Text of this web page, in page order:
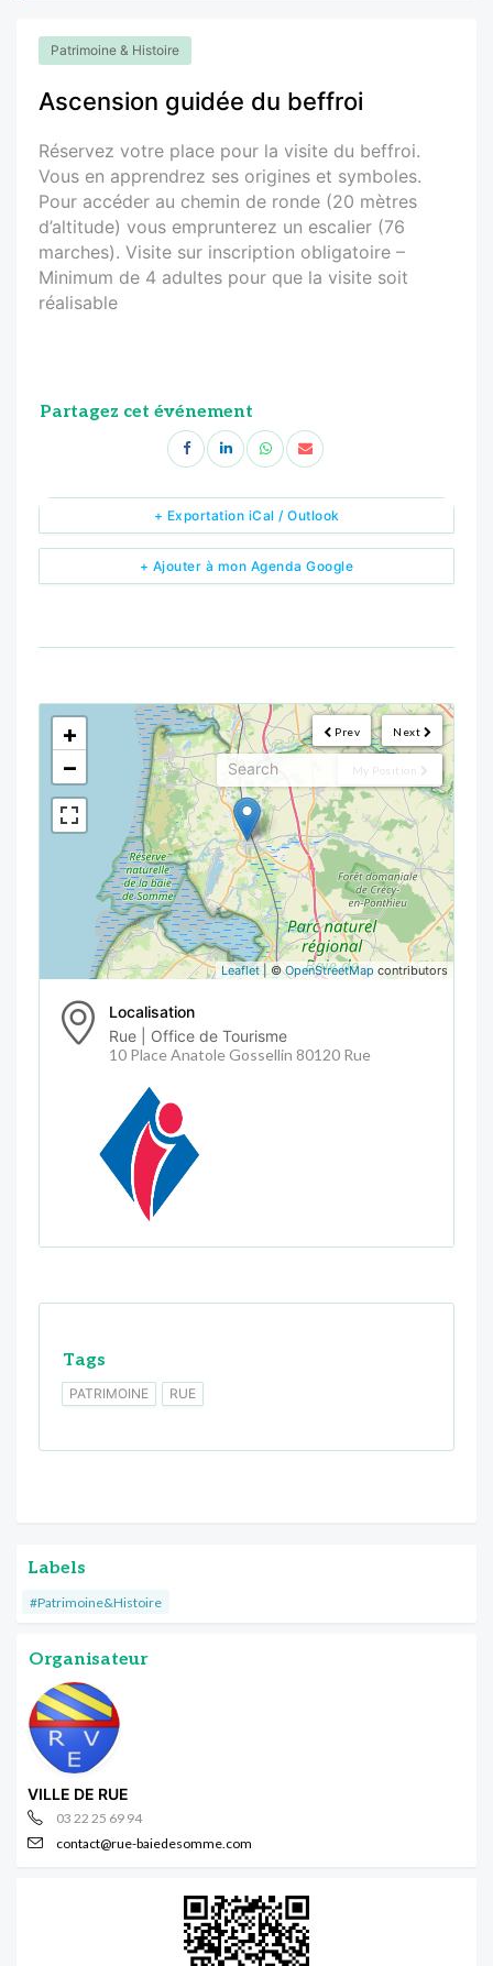
Patrimoine & Histoire
Ascension guidée du beffroi
Réservez votre place pour la visite du beffroi.
Vous en apprendrez ses origines et symboles.
Pour accéder au chemin de ronde (20 mètres
d’altitude) vous emprunterez un escalier (76
marches). Visite sur inscription obligatoire –
Minimum de 4 adultes pour que la visite soit
réalisable
Partagez cet événement
+ Ajouter à mon Agenda Google
+ Exportation iCal / Outlook
Next
Prev
My Position
<!---->
+
−
Leaflet| ©OpenStreetMap contributors
Localisation
Rue | Office de Tourisme
10 Place Anatole Gossellin 80120 Rue
Tags
PATRIMOINE RUE
Labels
#Patrimoine&Histoire
Organisateur
VILLE DE RUE
03 22 25 69 94
contact@rue-baiedesomme.com